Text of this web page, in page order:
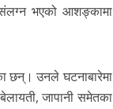
संलग्न भएको आशङ्कामा
छन्। उनले घटनाबारेमा
जापानी समेतका